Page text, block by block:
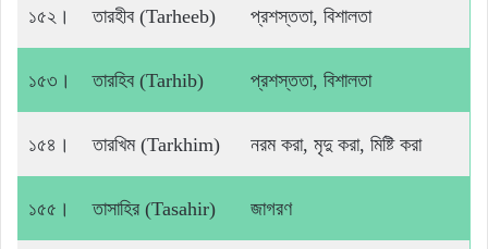
১৫২। তারহীব (Tarheeb) প্রশস্ততা, বিশালতা
১৫৩। তারহিব (Tarhib) প্রশস্ততা, বিশালতা
১৫৪। তারখিম (Tarkhim) নরম করা, মৃদু করা, মিষ্টি করা
১৫৫। তাসাহির (Tasahir) জাগরণ